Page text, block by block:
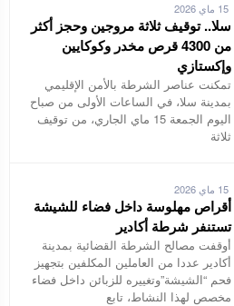
15 ماي 2026
سلا.. توقيف ثلاثة مروجين وحجز أكثر
من 4300 قرص مخدر وكوكايين
وإكستازي
تمكنت عناصر الشرطة بالأمن الإقليمي
بمدينة سلا، في الساعات الأولى من صباح
اليوم الجمعة 15 ماي الجاري، من توقيف
ثلاثة
15 ماي 2026
أقراص مهلوسة داخل فضاء للشيشة
تستنفر شرطة أكادير
أوقفت مصالح الشرطة القضائية بمدينة
أكادير عددا من العاملين المكلفين بتجهيز
فحم “الشيشة”وتغييره للزبائن داخل فضاء
مخصص لهذا النشاط، تابع